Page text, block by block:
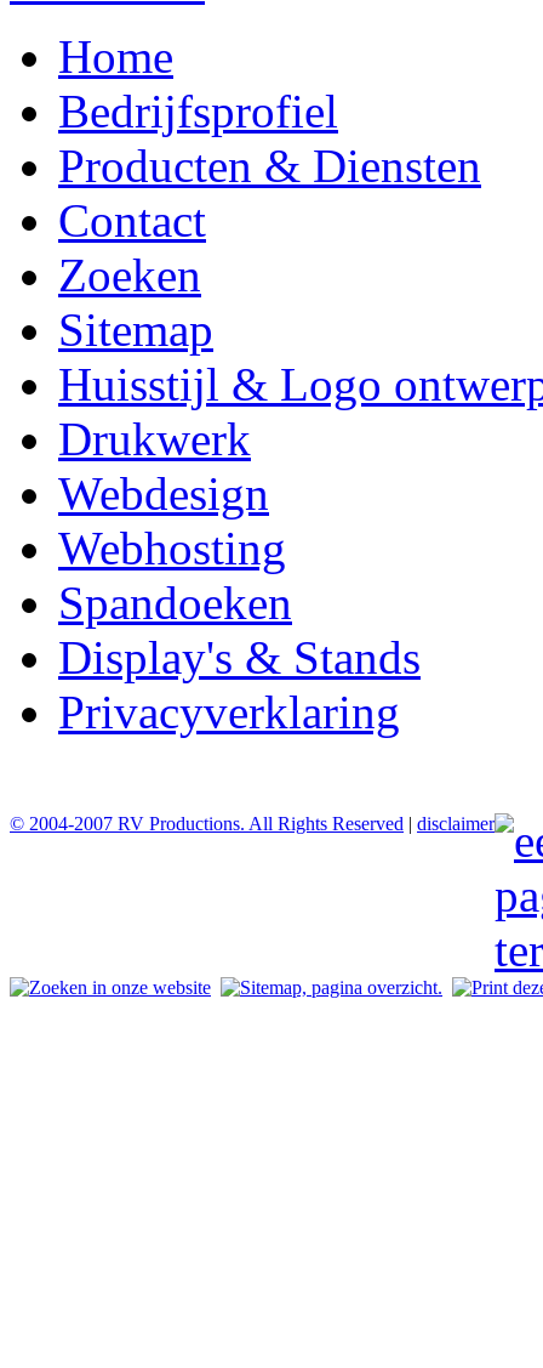
Home
Bedrijfsprofiel
Producten & Diensten
Contact
Zoeken
Sitemap
Huisstijl & Logo
Drukwerk
Webdesign
Webhosting
Spandoeken
Display's & Stands
Privacyverklaring
© 2004-2007 RV Productions. All Rights Reserved | disclaimer